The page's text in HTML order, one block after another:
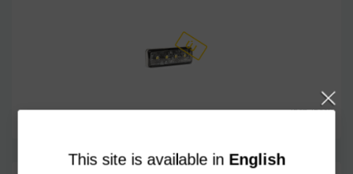
IP67, IP69K
This site is available in English